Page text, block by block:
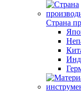
Страна